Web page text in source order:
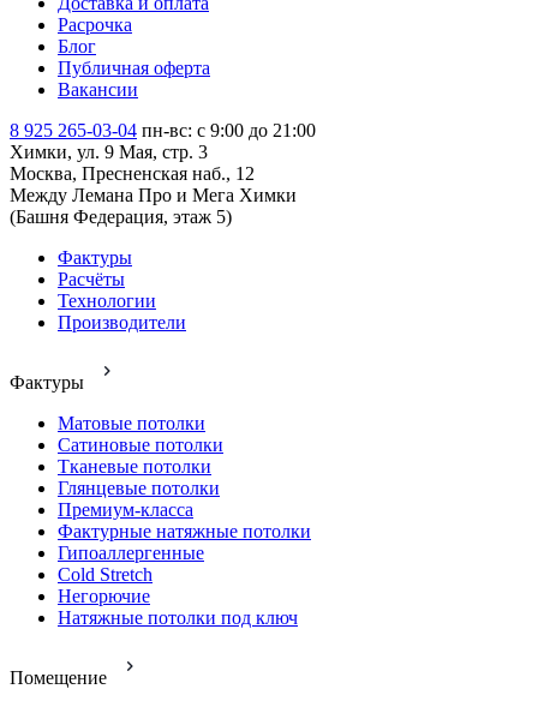
Расрочка
Блог
Публичная оферта
Вакансии
8 925 265-03-04 пн-вс: c 9:00 до 21:00
Химки, ул. 9 Мая, стр. 3
Москва, Пресненская наб., 12
Между Лемана Про и Мега Химки
(Башня Федерация, этаж 5)
Фактуры
Расчёты
Технологии
Производители
Фактуры
Матовые потолки
Сатиновые потолки
Тканевые потолки
Глянцевые потолки
Премиум-класса
Фактурные натяжные потолки
Гипоаллергенные
Cold Stretch
Негорючие
Натяжные потолки под ключ
Помещение